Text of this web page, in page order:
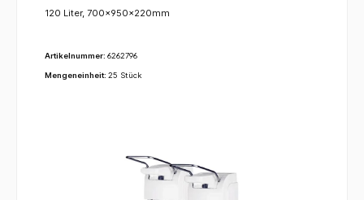
120 Liter, 700x950x220mm
Artikelnummer: 6262796
Mengeneinheit: 25 Stück